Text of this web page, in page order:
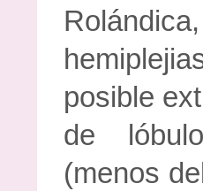
posible
de
(menos